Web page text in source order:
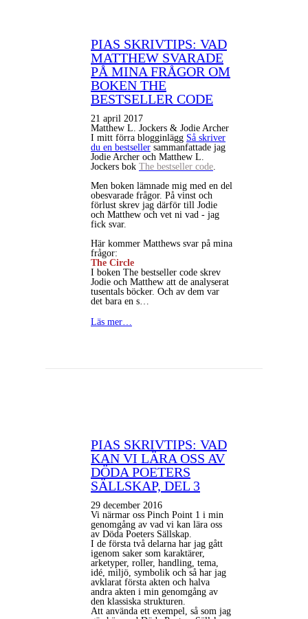
PIAS SKRIVTIPS: VAD
MATTHEW SVARADE
PÅ MINA FRÅGOR OM
BOKEN THE
BESTSELLER CODE
21 april 2017
Matthew L. Jockers & Jodie Archer
I mitt förra blogginlägg Så skriver
du en bestseller sammanfattade jag
Jodie Archer och Matthew L.
Jockers bok The bestseller code.
Men boken lämnade mig med en del
obesvarade frågor. På vinst och
förlust skrev jag därför till Jodie
och Matthew och vet ni vad - jag
fick svar.
Här kommer Matthews svar på mina
frågor:
The Circle
I boken The bestseller code skrev
Jodie och Matthew att de analyserat
tusentals böcker. Och av dem var
det bara en s…
Läs mer…
PIAS SKRIVTIPS: VAD
KAN VI LÄRA OSS AV
DÖDA POETERS
SÄLLSKAP, DEL 3
29 december 2016
Vi närmar oss Pinch Point 1 i min
genomgång av vad vi kan lära oss
av Döda Poeters Sällskap.
I de första två delarna har jag gått
igenom saker som karaktärer,
arketyper, roller, handling, tema,
idé, miljö, symbolik och så har jag
avklarat första akten och halva
andra akten i min genomgång av
den klassiska strukturen.
Att använda ett exempel, så som jag